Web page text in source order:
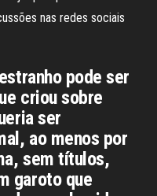
nas redes sociais
pode ser
criou sobre
ser
ao menos por
sem títulos,
garoto que